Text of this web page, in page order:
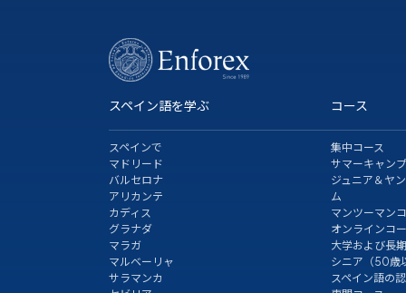
スペイン語を学ぶ
スペインで
マドリード
バルセロナ
アリカンテ
カディス
グラナダ
マラガ
マルベーリャ
サラマンカ
コース
集中コース
サマーキャン
ジュニア＆ヤ
ム
マンツーマン
オンラインコ
大学および長
シニア（50歳
スペイン語の